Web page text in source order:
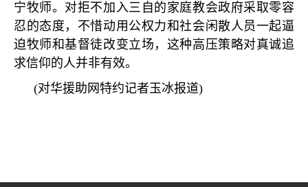
宁牧师。对拒不加入三自的家庭教会政府采取零容
忍的态度，不惜动用公权力和社会闲散人员一起逼
迫牧师和基督徒改变立场，这种高压策略对真诚追
求信仰的人并非有效。
(对华援助网特约记者玉冰报道)